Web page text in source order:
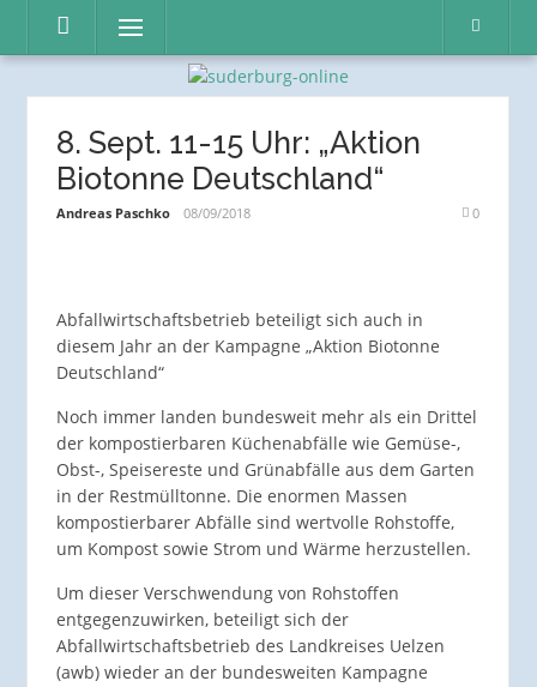
Inhalt
Menü
8. Sept. 11-15 Uhr: „Aktion
Biotonne Deutschland“
Andreas Paschko 08/09/2018 0
Abfallwirtschaftsbetrieb beteiligt sich auch in
diesem Jahr an der Kampagne „Aktion Biotonne
Deutschland“
Noch immer landen bundesweit mehr als ein Drittel
der kompostierbaren Küchenabfälle wie Gemüse-,
Obst-, Speisereste und Grünabfälle aus dem Garten
in der Restmülltonne. Die enormen Massen
kompostierbarer Abfälle sind wertvolle Rohstoffe,
um Kompost sowie Strom und Wärme herzustellen.
Um dieser Verschwendung von Rohstoffen
entgegenzuwirken, beteiligt sich der
Abfallwirtschaftsbetrieb des Landkreises Uelzen
(awb) wieder an der bundesweiten Kampagne